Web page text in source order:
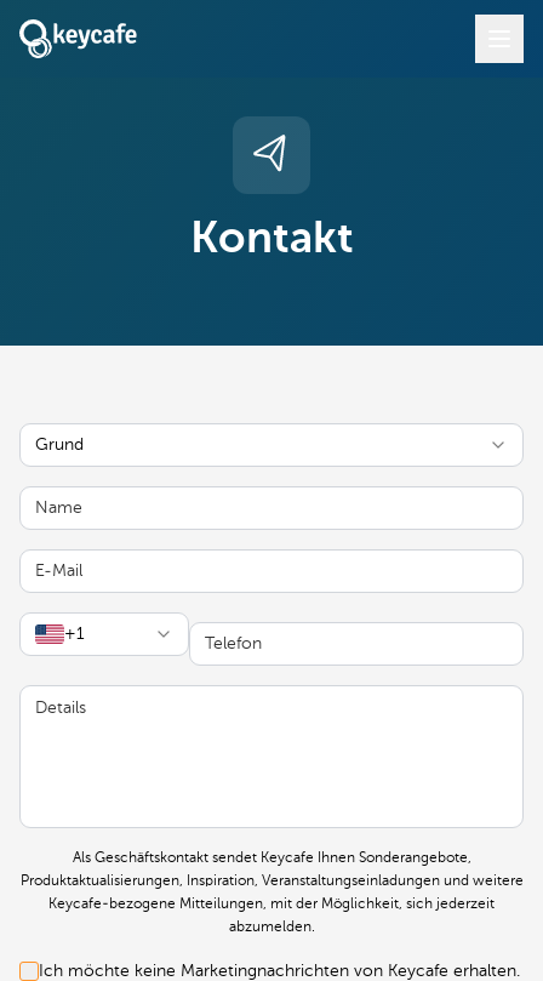
Kontakt
Grund
Name
E-Mail
+1
Telefon
Details
Als Geschäftskontakt sendet Keycafe Ihnen Sonderangebote,
Produktaktualisierungen, Inspiration, Veranstaltungseinladungen und weitere
Keycafe-bezogene Mitteilungen, mit der Möglichkeit, sich jederzeit
abzumelden.
Ich möchte keine Marketingnachrichten von Keycafe erhalten.